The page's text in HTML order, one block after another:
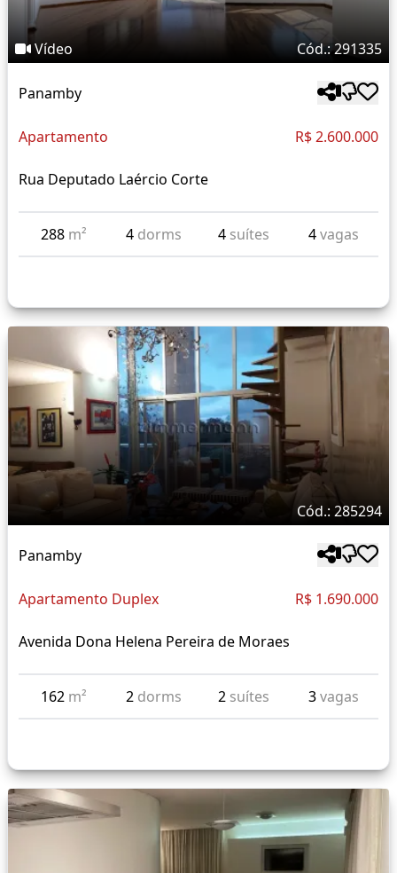
Vídeo Cód.: 291335
Panamby
Apartamento R$ 2.600.000
Rua Deputado Laércio Corte
288 m² 4 dorms 4 suítes 4vagas
Cód.: 285294
Panamby
Apartamento Duplex R$ 1.690.000
Avenida Dona Helena Pereira de Moraes
162 m² 2 dorms 2 suítes 3vagas